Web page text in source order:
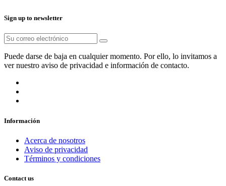
Sign up to newsletter
Puede darse de baja en cualquier momento. Por ello, lo invitamos a
ver nuestro aviso de privacidad e información de contacto.
Información
Acerca de nosotros
Aviso de privacidad
Términos y condiciones
Contact us